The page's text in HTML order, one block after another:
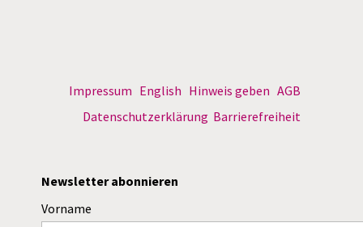
Impressum English Hinweis geben AGB
Datenschutzerklärung Barrierefreiheit
Newsletter abonnieren
Vorname